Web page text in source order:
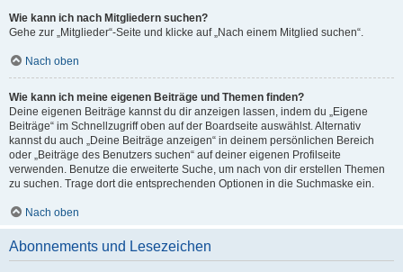
Wie kann ich nach Mitgliedern suchen?
Gehe zur „Mitglieder“-Seite und klicke auf „Nach einem Mitglied suchen“.
Nach oben
Wie kann ich meine eigenen Beiträge und Themen finden?
Deine eigenen Beiträge kannst du dir anzeigen lassen, indem du „Eigene
Beiträge“ im Schnellzugriff oben auf der Boardseite auswählst. Alternativ
kannst du auch „Deine Beiträge anzeigen“ in deinem persönlichen Bereich
oder „Beiträge des Benutzers suchen“ auf deiner eigenen Profilseite
verwenden. Benutze die erweiterte Suche, um nach von dir erstellen Themen
zu suchen. Trage dort die entsprechenden Optionen in die Suchmaske ein.
Nach oben
Abonnements und Lesezeichen